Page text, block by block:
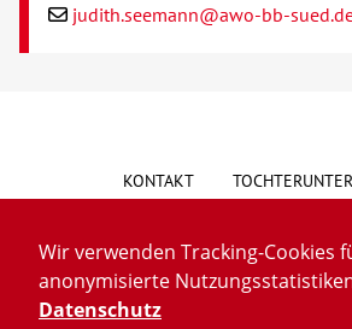
Wir verwenden Tracking-Cookies
anonymisierte
Datenschutz
judith.seemann@awo-bb-
KONTAKT
HINWEISGEBERSYSTEM
LIEFERKETTENGESETZ